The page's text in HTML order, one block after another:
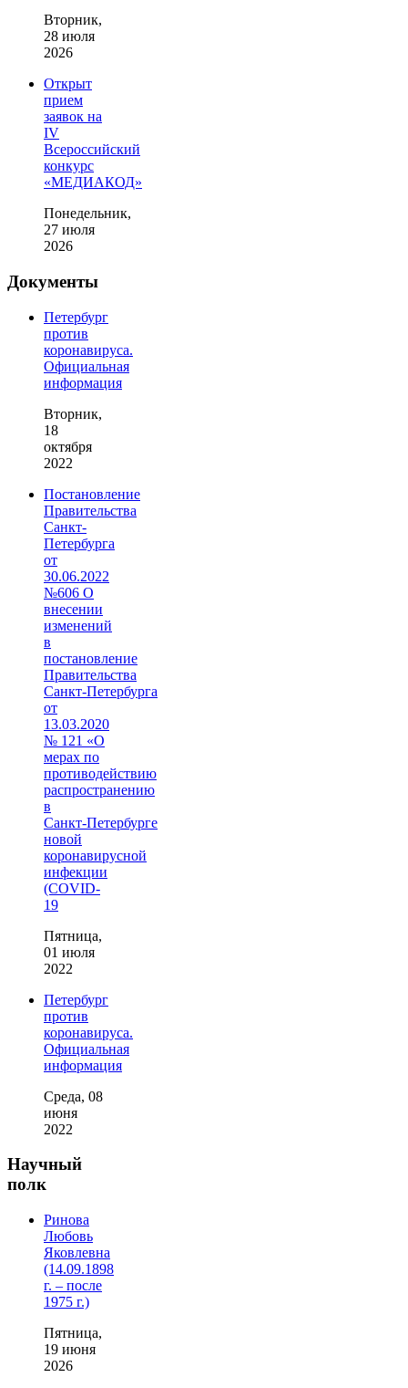
Вторник,
28 июля
2026
Открыт
прием
заявок на
IV
Всероссийский
конкурс
«МЕДИАКОД»
Понедельник,
27 июля
2026
Документы
Петербург
против
коронавируса.
Официальная
информация
Вторник,
18
октября
2022
Постановление
Правительства
Санкт-
Петербурга
от
30.06.2022
№606 О
внесении
изменений
в
постановление
Правительства
Санкт‑Петербурга
от
13.03.2020
№ 121 «О
мерах по
противодействию
распространению
в
Санкт‑Петербурге
новой
коронавирусной
инфекции
(COVID-
19
Пятница,
01 июля
2022
Петербург
против
коронавируса.
Официальная
информация
Среда, 08
июня
2022
Научный
полк
Ринова
Любовь
Яковлевна
(14.09.1898
г. – после
1975 г.)
Пятница,
19 июня
2026